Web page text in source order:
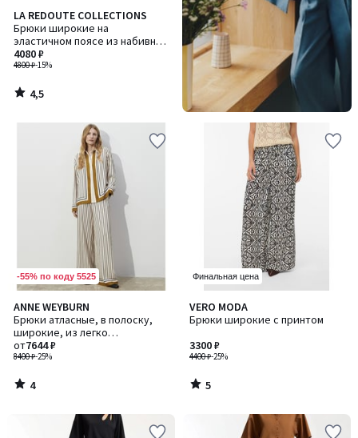
LA REDOUTE COLLECTIONS
Брюки широкие на
эластичном поясе из набивной
ткани с рисунком под
леопарда
4800 ₽-15%
4080 ₽
4,5
/ 5
4,5
/
-55% по коду 5525
ANNE WEYBURN
Брюки атласные, в полоску,
широкие, из легко
драпирующейся ткани
8400 ₽-25%
от7644 ₽
4
/
5
4
/
Финальная цена
VERO MODA
Брюки широкие с принтом
4400 ₽-25%
3300 ₽
5
/
5
/